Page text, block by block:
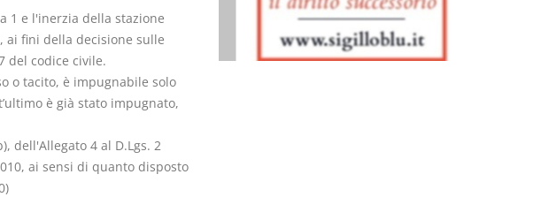
1 e l'inerzia della stazione
fini della decisione sulle
del codice civile.
o tacito, è impugnabile solo
è già stato impugnato,
dell'Allegato 4 al D.Lgs. 2
ai sensi di quanto disposto